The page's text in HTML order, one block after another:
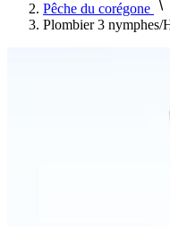
Pêche du corégone
Plombier 3 nymphes/